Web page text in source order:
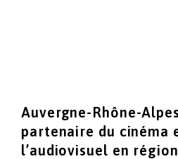
Auvergne-Rhône-
partenaire du cinéma
l’audiovisuel en